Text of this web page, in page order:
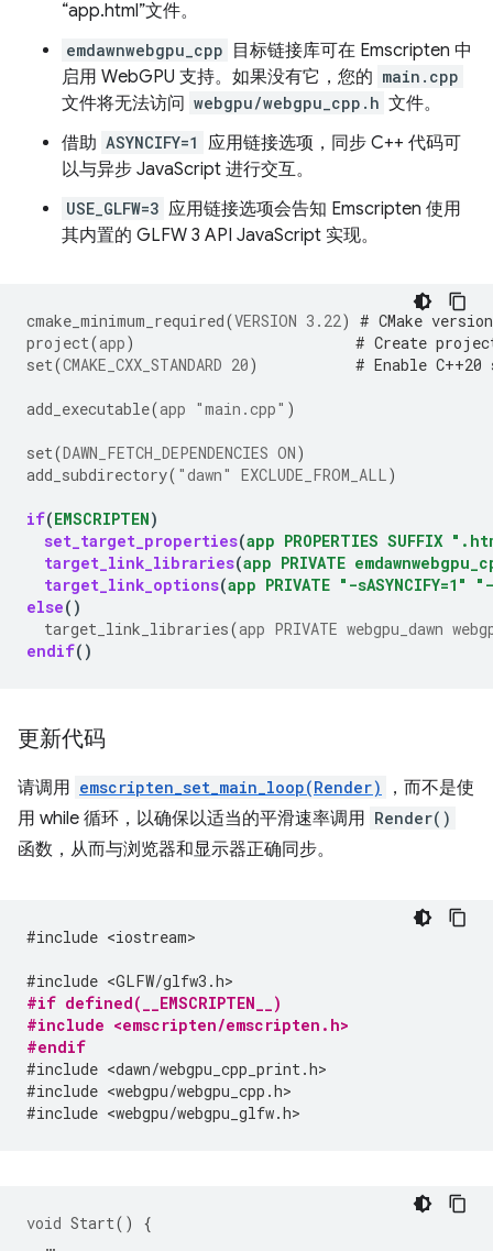
“app.html”文件。
emdawnwebgpu_cpp
目标链接库可在 Emscripten 中
启用 WebGPU 支持。如果没有它，您的 main.cpp
文件将无法访问 webgpu/webgpu_cpp.h 文件。
借助 ASYNCIFY=1 应用链接选项，同步 C++ 代码可
以与异步 JavaScript 进行交互。
USE_GLFW=3 应用链接选项会告知 Emscripten 使用
其内置的 GLFW 3 API JavaScript 实现。
cmake_minimum_required(VERSION 3.22) # CMake
project(app)
# Create
set(CMAKE_CXX_STANDARD 20) # Enable C++20
add_executable(app "main.cpp" )
set(DAWN_FETCH_DEPENDENCIES ON)
add_subdirectory( "dawn" EXCLUDE_FROM_ALL)
if(EMSCRIPTEN)
set_target_properties(app PROPERTIES SUFFIX
target_link_libraries(app PRIVATE
target_link_options(app PRIVATE "-sASYNCIFY=1"
"-
else()
target_link_libraries(app PRIVATE webgpu_dawn
endif()
更新代码
请调用 emscripten_set_main_loop(Render)
，而不是使
用 while 循环，以确保以适当的平滑速率调用 Render()
函数，从而与浏览器和显示器正确同步。
#include <iostream>
#include <GLFW/glfw3.h>
#if defined(__EMSCRIPTEN__)
#include <emscripten/emscripten.h>
#endif
#include <dawn/webgpu_cpp_print.h>
#include <webgpu/webgpu_cpp.h>
#include <webgpu/webgpu_glfw.h>
void Start()
{
…